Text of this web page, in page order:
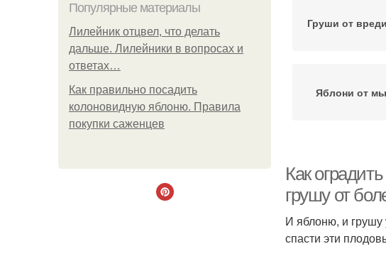
Популярные материалы
Лилейник отцвел, что делать
дальше. Лилейники в вопросах и
ответах…
Как правильно посадить
колоновидную яблоню. Правила
покупки саженцев
Груши от
Яблони от
Как
грушу от
И яблоню, и грушу
спасти эти